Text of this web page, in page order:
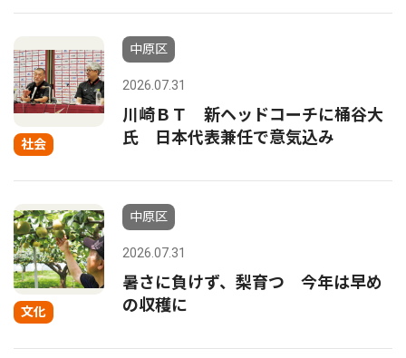
社会
中原区
2026.07.31
川崎ＢＴ 新ヘッドコーチに桶谷大
氏 日本代表兼任で意気込み
文化
中原区
2026.07.31
暑さに負けず、梨育つ 今年は早め
の収穫に